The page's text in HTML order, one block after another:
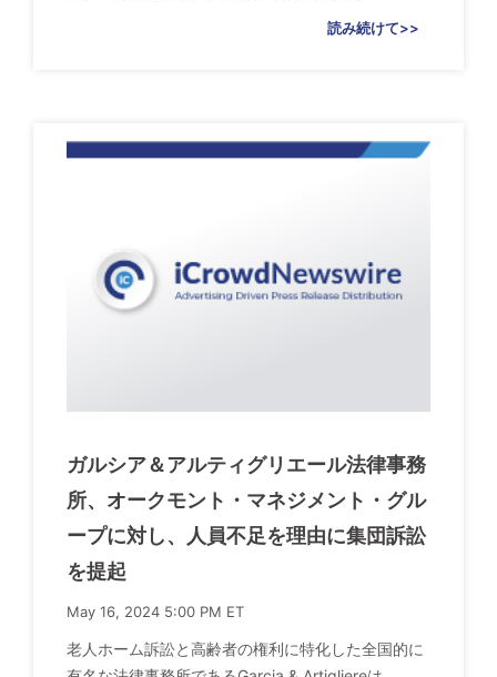
読み続けて>>
ガルシア＆アルティグリエール法律事務
所、オークモント・マネジメント・グル
ープに対し、人員不足を理由に集団訴訟
を提起
May 16, 2024 5:00 PM ET
老人ホーム訴訟と高齢者の権利に特化した全国的に